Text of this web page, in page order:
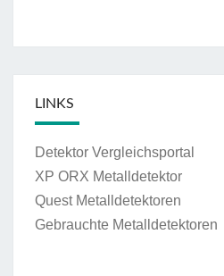
LINKS
Detektor Vergleichsportal
XP ORX Metalldetektor
Quest Metalldetektoren
Gebrauchte Metalldetektoren